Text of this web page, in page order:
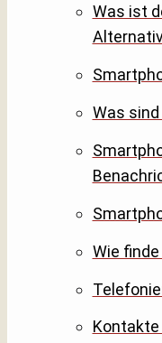
Was ist
Was
Wie